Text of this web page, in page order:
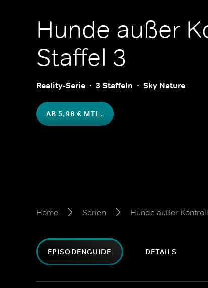
Hunde außer
Staffel 3
Reality-Serie 3 Staffeln Sky Nature
AB 5,98 € MTL.
Home Serien Hunde außer
EPISODENGUIDE DETAILS